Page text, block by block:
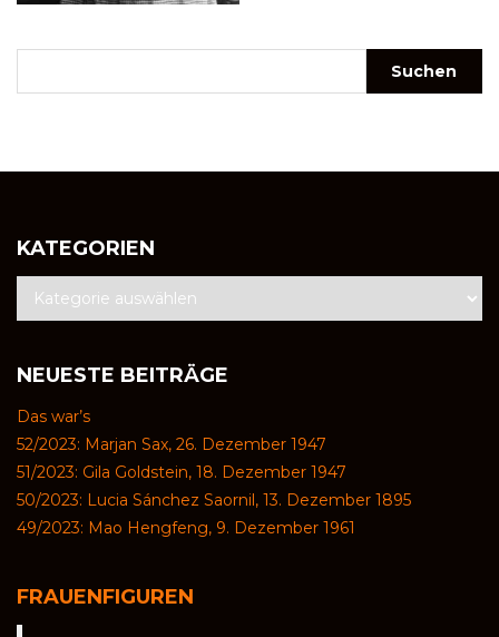
KATEGORIEN
NEUESTE BEITRÄGE
Das war’s
52/2023: Marjan Sax, 26. Dezember 1947
51/2023: Gila Goldstein, 18. Dezember 1947
50/2023: Lucia Sánchez Saornil, 13. Dezember 1895
49/2023: Mao Hengfeng, 9. Dezember 1961
FRAUENFIGUREN